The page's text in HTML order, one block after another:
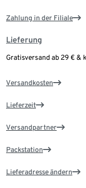
Zahlung in der Filiale
Lieferung
Gratisversand ab 29 € &
Versandkosten
Lieferzeit
Versandpartner
Packstation
Lieferadresse ändern